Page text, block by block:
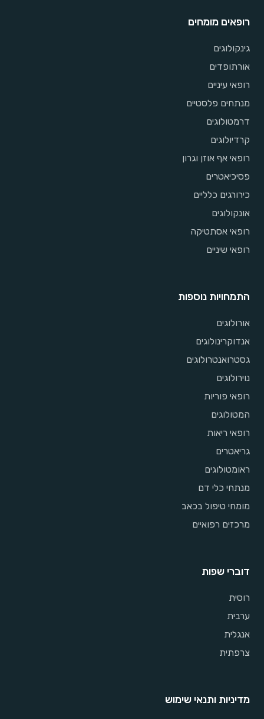
רופאים מומחים
גינקולוגים
אורתופדים
רופאי עיניים
מנתחים פלסטיים
דרמטולוגים
קרדיולוגים
רופאי אף אוזן וגרון
פסיכיאטרים
כירורגים כלליים
אונקולוגים
רופאי אסתטיקה
רופאי שיניים
התמחויות נוספות
אורולוגים
אנדוקרינולוגים
גסטרואנטרולוגים
נוירולוגים
רופאי פוריות
המטולוגים
רופאי ריאות
גריאטרים
ראומטולוגים
מנתחי כלי דם
מומחי טיפול בכאב
מרכזים רפואיים
דוברי שפות
רוסית
ערבית
אנגלית
צרפתית
מדיניות ותנאי שימוש